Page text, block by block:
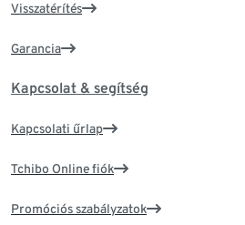
Visszatérítés
Garancia
Kapcsolat & segítség
Kapcsolati űrlap
Tchibo Online fiók
Promóciós szabályzatok